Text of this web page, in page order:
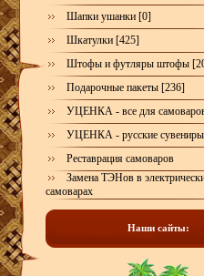
Шапки ушанки [0]
Шкатулки [425]
Штофы и футляры штофы
Подарочные пакеты [236]
УЦЕНКА - все для
УЦЕНКА - русские
Реставрация самоваров
Замена ТЭНов в
самоварах
Наши сайты: